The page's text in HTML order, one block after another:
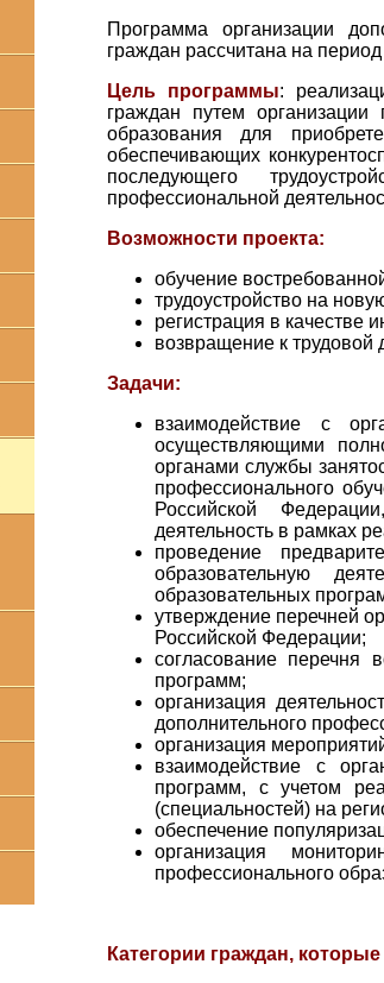
Программа организации
граждан рассчитана на
Цель программы:
граждан путем организации
образования для
обеспечивающих
последующего
профессиональной
Возможности проекта:
обучение
трудоустройство на
регистрация в качестве
возвращение к трудовой
Задачи:
взаимодействие с
осуществляющими
органами службы
профессионального
Российской
деятельность в рамках
проведение
образовательную
образовательных
утверждение перечней
Российской Федерации;
согласование перечня
программ;
организация
дополнительного
организация
взаимодействие с
программ, с учетом
(специальностей) на
обеспечение
организация
профессионального
Категории граждан,